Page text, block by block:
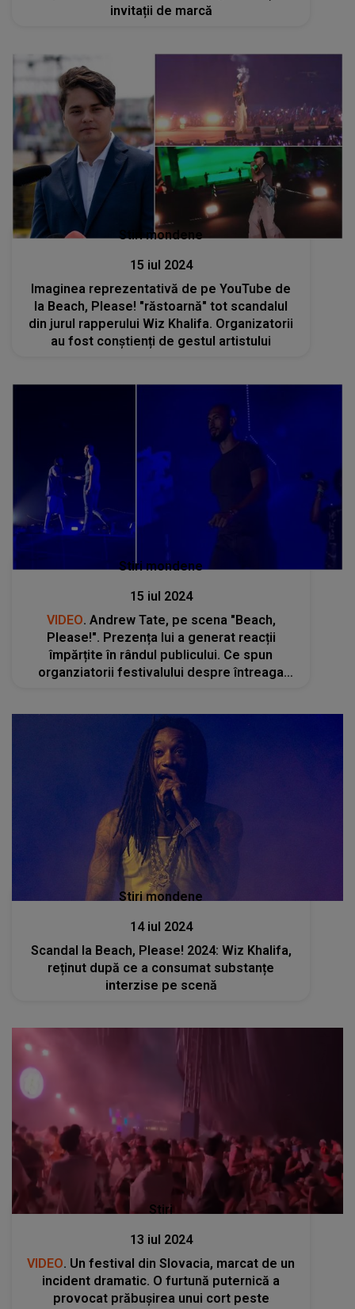
invitații de marcă
Stiri mondene
15 iul 2024
Imaginea reprezentativă de pe YouTube de
la Beach, Please! "răstoarnă" tot scandalul
din jurul rapperului Wiz Khalifa. Organizatorii
au fost conștienți de gestul artistului
Stiri mondene
15 iul 2024
VIDEO. Andrew Tate, pe scena "Beach,
Please!". Prezența lui a generat reacții
împărțite în rândul publicului. Ce spun
organziatorii festivalului despre întreaga
Stiri mondene
14 iul 2024
Scandal la Beach, Please! 2024: Wiz Khalifa,
reținut după ce a consumat substanțe
interzise pe scenă
Stiri
13 iul 2024
VIDEO. Un festival din Slovacia, marcat de un
incident dramatic. O furtună puternică a
provocat prăbușirea unui cort peste